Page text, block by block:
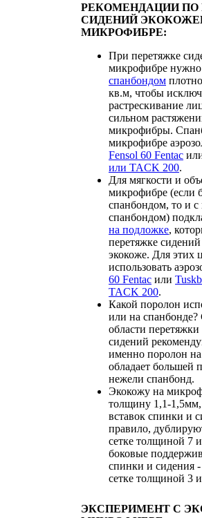
РЕКОМЕНДАЦИИ ПО
СИДЕНИЙ
МИКРОФИБРЕ:
При перетяжке
микрофибре нужно
спанбондом
кв.м, чтобы
растрескивание
сильном
микрофибры.
микрофибре
Fensol 60 Fentac
или TACK 200.
Для мягкости и
микрофибре (если
спанбондом, то и
спанбондом)
на подложке,
перетяжке
экокоже. Для этих
использовать
60 Fentac или
TACK 200.
Какой поролон
или на
области
сидений
именно поролон на
обладает большей
нежели спанбонд.
Экокожу на
толщину 1,1-1,5мм,
вставок спинки и
правило,
сетке толщиной 7
боковые
спинки и сидения
сетке толщиной 3
ЭКСПЕРИМЕНТ С